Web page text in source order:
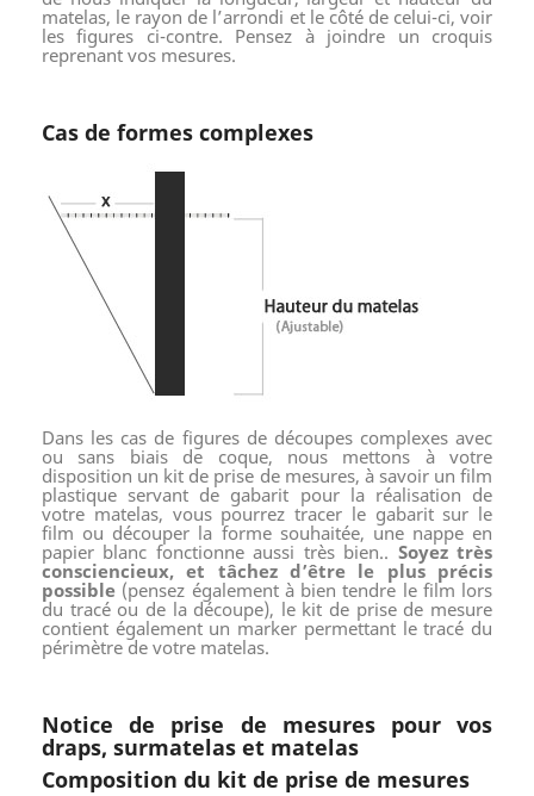
matelas, le rayon de l’arrondi et le côté de celui-ci, voir
les figures ci-contre. Pensez à joindre un croquis
reprenant vos mesures.
Cas de formes complexes
Dans les cas de figures de découpes complexes avec
ou sans biais de coque, nous mettons à votre
disposition un kit de prise de mesures, à savoir un film
plastique servant de gabarit pour la réalisation de
votre matelas, vous pourrez tracer le gabarit sur le
film ou découper la forme souhaitée, une nappe en
papier blanc fonctionne aussi très bien.. Soyez très
consciencieux, et tâchez d’être le plus précis
possible (pensez également à bien tendre le film lors
du tracé ou de la découpe), le kit de prise de mesure
contient également un marker permettant le tracé du
périmètre de votre matelas.
Notice de prise de mesures pour vos
draps, surmatelas et matelas
Composition du kit de prise de mesures